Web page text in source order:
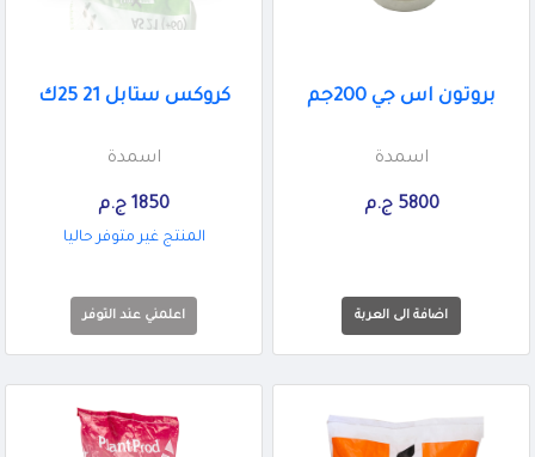
بروتون اس جي 200جم
اسمدة
5800 ج.م
كروكس ستابل 21 25ك
اسمدة
1850 ج.م
المنتج غير متوفر حاليا
اعلمني عند التوفر